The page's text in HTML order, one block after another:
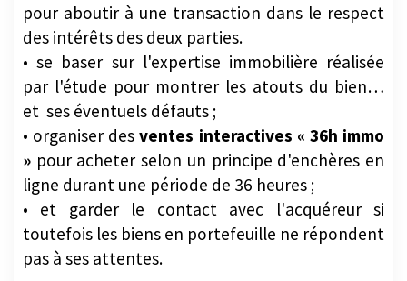
pour aboutir à une transaction dans le respect
des intérêts des deux parties.
• se baser sur l'expertise immobilière réalisée
par l'étude pour montrer les atouts du bien…
et ses éventuels défauts ;
• organiser desventes interactives « 36h immo
» pour acheter selon un principe d'enchères en
ligne durant une période de 36 heures ;
• et garder le contact avec l'acquéreur si
toutefois les biens en portefeuille ne répondent
pas à ses attentes.